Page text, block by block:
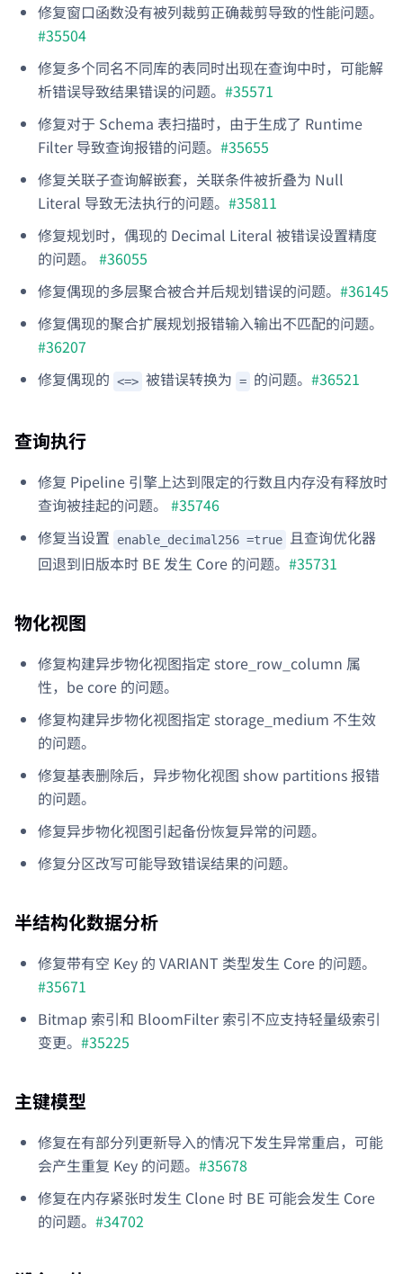
修复窗口函数没有被列裁剪正确裁剪导致的性能问题。
#35504
修复多个同名不同库的表同时出现在查询中时，可能解
析错误导致结果错误的问题。 #35571
修复对于 Schema 表扫描时，由于生成了 Runtime
Filter 导致查询报错的问题。 #35655
修复关联子查询解嵌套，关联条件被折叠为 Null
Literal 导致无法执行的问题。 #35811
修复规划时，偶现的 Decimal Literal 被错误设置精度
的问题。 #36055
修复偶现的多层聚合被合并后规划错误的问题。 #36145
修复偶现的聚合扩展规划报错输入输出不匹配的问题。
#36207
修复偶现的 <=> 被错误转换为 = 的问题。 #36521
查询执行
修复 Pipeline 引擎上达到限定的行数且内存没有释放时
查询被挂起的问题。 #35746
修复当设置
enable_decimal256 =true 且查询优化器
回退到旧版本时 BE 发生 Core 的问题。 #35731
物化视图
修复构建异步物化视图指定 store_row_column 属
性，be core 的问题。
修复构建异步物化视图指定 storage_medium 不生效
的问题。
修复基表删除后，异步物化视图 show partitions 报错
的问题。
修复异步物化视图引起备份恢复异常的问题。
修复分区改写可能导致错误结果的问题。
半结构化数据分析
修复带有空 Key 的 VARIANT 类型发生 Core 的问题。
#35671
Bitmap 索引和 BloomFilter 索引不应支持轻量级索引
变更。 #35225
主键模型
修复在有部分列更新导入的情况下发生异常重启，可能
会产生重复 Key 的问题。 #35678
修复在内存紧张时发生 Clone 时 BE 可能会发生 Core
的问题。 #34702